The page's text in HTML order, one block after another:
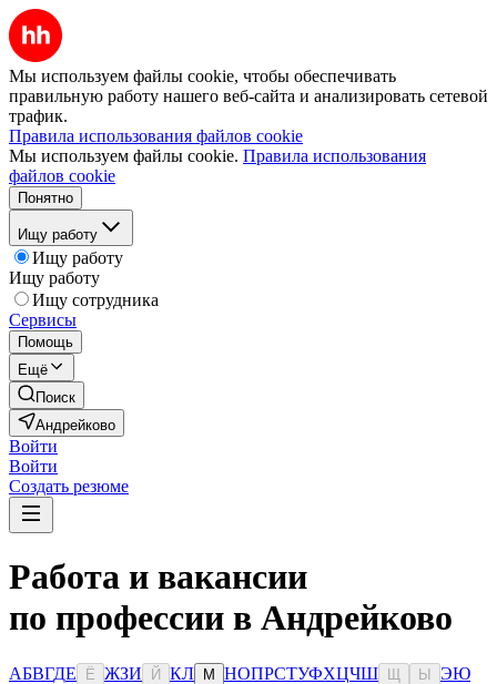
Мы используем файлы cookie, чтобы обеспечивать
правильную работу нашего веб-сайта и анализировать сетевой
трафик.
Правила использования файлов cookie
Мы используем файлы cookie. Правила использования
файлов cookie
Понятно
Ищу работу
Ищу работу
Ищу работу
Ищу сотрудника
Сервисы
Помощь
Ещё
Поиск
Андрейково
Войти
Войти
Создать резюме
Работа и вакансии
по профессии в Андрейково
АБВГДЕ Ё ЖЗИ Й КЛ М НОПРСТУФХЦЧШ Ы ЭЮ